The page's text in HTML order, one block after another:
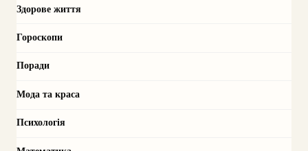
Здорове життя
Гороскопи
Поради
Мода та краса
Психологія